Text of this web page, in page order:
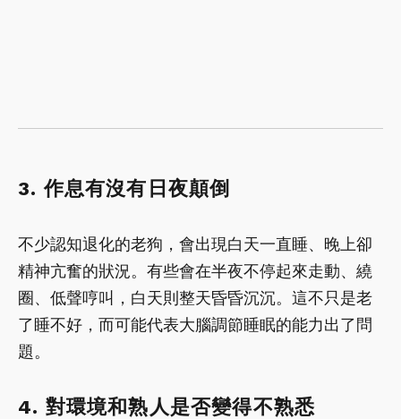
3. 作息有沒有日夜顛倒
不少認知退化的老狗，會出現白天一直睡、晚上卻
精神亢奮的狀況。有些會在半夜不停起來走動、繞
圈、低聲哼叫，白天則整天昏昏沉沉。這不只是老
了睡不好，而可能代表大腦調節睡眠的能力出了問
題。
4. 對環境和熟人是否變得不熟悉